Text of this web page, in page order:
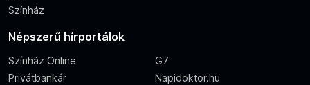
Színház
Népszerű hírportálok
Színház Online
G7
Privátbankár
Napidoktor.hu